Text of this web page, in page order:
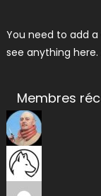
You need to add
see anything here.
Membres